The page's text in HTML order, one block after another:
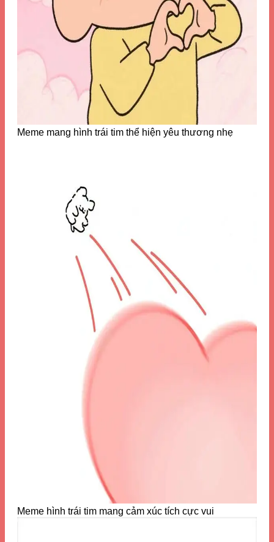
Meme mang hình trái tim thể hiện yêu thương nhẹ
Meme hình trái tim mang cảm xúc tích cực vui